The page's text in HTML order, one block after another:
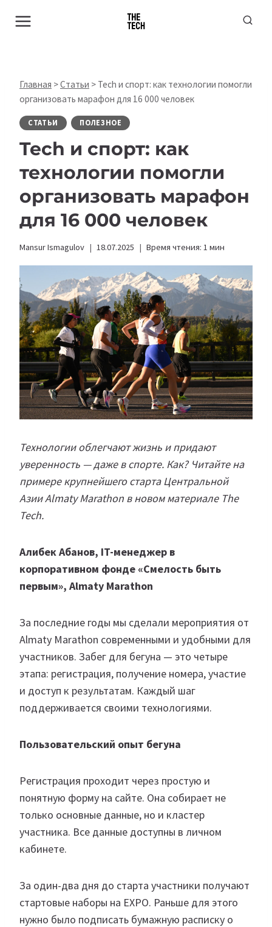
Главная >Статьи > Tech и спорт: как технологии помогли
организовать марафон для 16 000 человек
СТАТЬИ ПОЛЕЗНОЕ
Tech и спорт: как
технологии помогли
организовать марафон
для 16 000 человек
Mansur Ismagulov 18.07.2025 Время чтения: 1 мин
Технологии облегчают жизнь и придают
уверенность — даже в спорте. Как? Читайте на
примере крупнейшего старта Центральной
Азии Almaty Marathon в новом материале The
Tech.
Алибек Абанов, IT-менеджер в
корпоративном фонде «Смелость быть
первым», Almaty Marathon
За последние годы мы сделали мероприятия от
Almaty Marathon современными и удобными для
участников. Забег для бегуна — это четыре
этапа: регистрация, получение номера, участие
и доступ к результатам. Каждый шаг
поддерживается своими технологиями.
Пользовательский опыт бегуна
Регистрация проходит через простую и
понятную форму на сайте. Она собирает не
только основные данные, но и кластер
участника. Все данные доступны в личном
кабинете.
За один-два дня до старта участники получают
стартовые наборы на EXPO. Раньше для этого
нужно было подписать бумажную расписку о